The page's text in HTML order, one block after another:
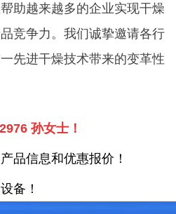
助越来越多的企业实现干燥
竞争力。我们诚挚邀请各行
先进干燥技术带来的变革性
孙女士！
品信息和优惠报价！
设备 ！